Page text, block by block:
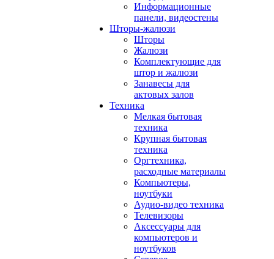
Информационные
панели, видеостены
Шторы-жалюзи
Шторы
Жалюзи
Комплектующие для
штор и жалюзи
Занавесы для
актовых залов
Техника
Мелкая бытовая
техника
Крупная бытовая
техника
Оргтехника,
расходные материалы
Компьютеры,
ноутбуки
Аудио-видео техника
Телевизоры
Аксессуары для
компьютеров и
ноутбуков